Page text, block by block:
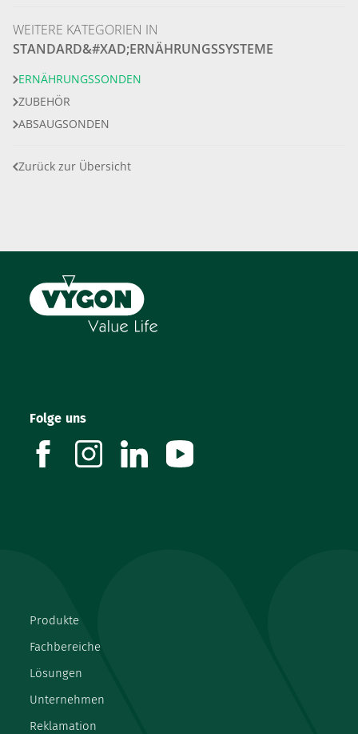
WEITERE KATEGORIEN IN
STANDARD&#XAD;ERNÄHRUNGSSYSTEME
ERNÄHRUNGSSONDEN
ZUBEHÖR
ABSAUGSONDEN
Zurück zur Übersicht
Produkte
Fachbereiche
Lösungen
Unternehmen
Reklamation
Folge uns